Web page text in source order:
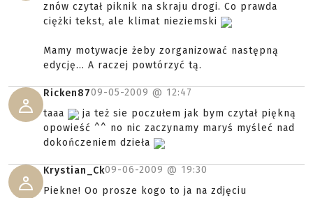
znów czytał piknik na skraju drogi. Co prawda
ciężki tekst, ale klimat nieziemski
Mamy motywacje żeby zorganizować następną
edycję... A raczej powtórzyć tą.
Ricken8709-05-2009 @ 12:47
taaa
ja też sie poczułem jak bym czytał piękną
opowieść ^^ no nic zaczynamy maryś myśleć nad
dokończeniem dzieła
Krystian_Ck09-06-2009 @ 19:30
Piekne! Oo prosze kogo to ja na zdjęciu